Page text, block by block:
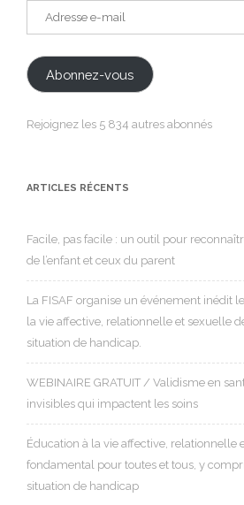
Abonnez-vous
Rejoignez les 5 834 autres abonnés
ARTICLES RÉCENTS
Facile, pas facile : un outil pour
de l’enfant et ceux du parent
La FISAF organise un événement inédit
la vie affective, relationnelle et sexuelle
situation de handicap.
WEBINAIRE GRATUIT / Validisme en
invisibles qui impactent les soins
Éducation à la vie affective, relationnelle
fondamental pour toutes et tous, y
situation de handicap